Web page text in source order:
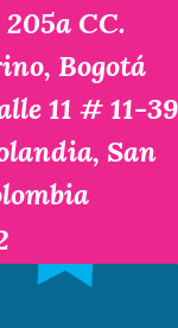
CC.
Bogotá
11 # 11-39
San